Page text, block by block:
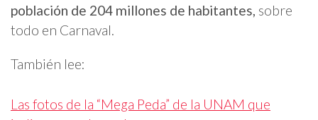
población de 204 millones de habitantes, sobre
todo en Carnaval.
También lee:
Las fotos de la “Mega Peda” de la UNAM que